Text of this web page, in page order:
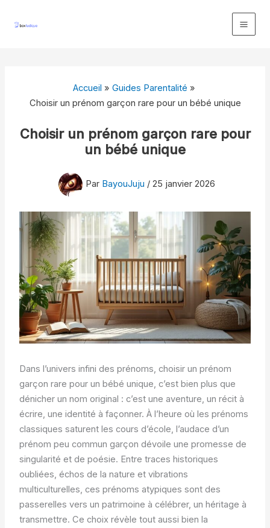
Accueil
Guides Parentalité
Choisir un prénom garçon rare pour un bébé unique
Choisir un prénom garçon rare pour
un bébé unique
Par BayouJuju / 25 janvier 2026
Dans l’univers infini des prénoms, choisir un prénom
garçon rare pour un bébé unique, c’est bien plus que
dénicher un nom original : c’est une aventure, un récit à
écrire, une identité à façonner. À l’heure où les prénoms
classiques saturent les cours d’école, l’audace d’un
prénom peu commun garçon dévoile une promesse de
singularité et de poésie. Entre traces historiques
oubliées, échos de la nature et vibrations
multiculturelles, ces prénoms atypiques sont des
passerelles vers un patrimoine à célébrer, un héritage à
transmettre. Ce choix révèle tout aussi bien la